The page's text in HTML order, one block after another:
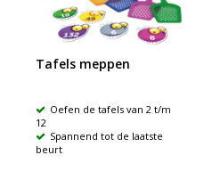
Tafels meppen
Oefen de tafels van 2 t/m
12
Spannend tot de laatste
beurt